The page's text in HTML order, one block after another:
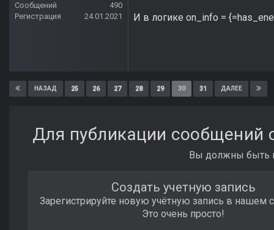
Сообщений
490
Регистрация
24.01.2021 И в логике on_info =
НАЗАД 25 26 27 28 29 30 31 ДАЛЕЕ
Для публикации сообщений
Вы должны быть
Создать учетную запись
Зарегистрируйте новую учётную запись в нашем
Это очень просто!